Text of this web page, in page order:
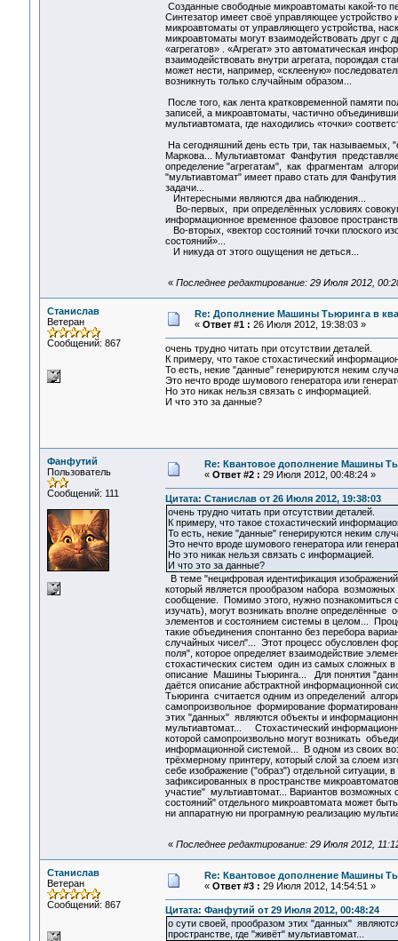
Созданные свободные микроавтоматы какой-то
Синтезатор имеет своё управляющее устройство
микроавтоматы от управляющего устройства,
микроавтоматы могут взаимодействовать друг с
«агрегатов» . «Агрегат» это автоматическая
взаимодействовать внутри агрегата, порождая
может нести, например, «склееную»
возникнуть только случайным образом...
После того, как лента кратковременной памяти
записей, а микроавтоматы, частично
мультиавтомата, где находились «точки»
На сегодняшний день есть три, так
Маркова... Мультиавтомат Фанфутия
определение "агрегатам", как фрагментам
"мультиавтомат" имеет право стать для
задачи...
Интересными являются два наблюдения...
Во-первых, при определённых условиях
информационное временное фазовое
Во-вторых, «вектор состояний точки плоского
состояний»...
И никуда от этого ощущения не деться...
« Последнее редактирование: 29 Июля 2012,
Станислав
Ветеран
Сообщений: 867
Re: Дополнение Машины Тьюринга в
« Ответ #1 : 26 Июля 2012, 19:38:03 »
очень трудно читать при отсутствии деталей.
К примеру, что такое стохастический
То есть, некие "данные" генерируются неким
Это нечто вроде шумового генератора или
Но это никак нельзя связать с информацией.
И что это за данные?
Фанфутий
Пользователь
Сообщений: 111
Re: Квантовое дополнение Машины
« Ответ #2 : 29 Июля 2012, 00:48:24 »
Цитата: Станислав от 26 Июля 2012, 19:38:03
очень трудно читать при отсутствии деталей.
К примеру, что такое стохастический
То есть, некие "данные" генерируются неким
Это нечто вроде шумового генератора или
Но это никак нельзя связать с информацией.
И что это за данные?
В теме "нецифровая идентификация
который является прообразом набора возможных
сообщение. Помимо этого, нужно познакомиться
изучать), могут возникать вполне
элементов и состоянием системы в целом...
такие объединения спонтанно без перебора
случайных чисел"... Этот процесс обусловлен
поля", которое определяет взаимодействие
стохастических систем один из самых сложных
описание Машины Тьюринга... Для понятия
даётся описание абстрактной информационной
Тьюринга считается одним из определений
самопроизвольное формирование
этих "данных" являются объекты и
мультиавтомат... Стохастический
которой самопроизвольно могут возникать
информационной системой... В одном из своих
трёхмерному принтеру, который слой за слоем
себе изображение ("образ") отдельной ситуации,
зафиксированных в пространстве
участие" мультиавтомат... Вариантов возможных
состояний" отдельного микроавтомата может
ни аппаратную ни програмную реализацию
« Последнее редактирование: 29 Июля 2012,
Станислав
Ветеран
Сообщений: 867
Re: Квантовое дополнение Машины
« Ответ #3 : 29 Июля 2012, 14:54:51 »
Цитата: Фанфутий от 29 Июля 2012, 00:48:24
о сути своей, прообразом этих "данных"
пространстве, где "живёт" мультиавтомат...